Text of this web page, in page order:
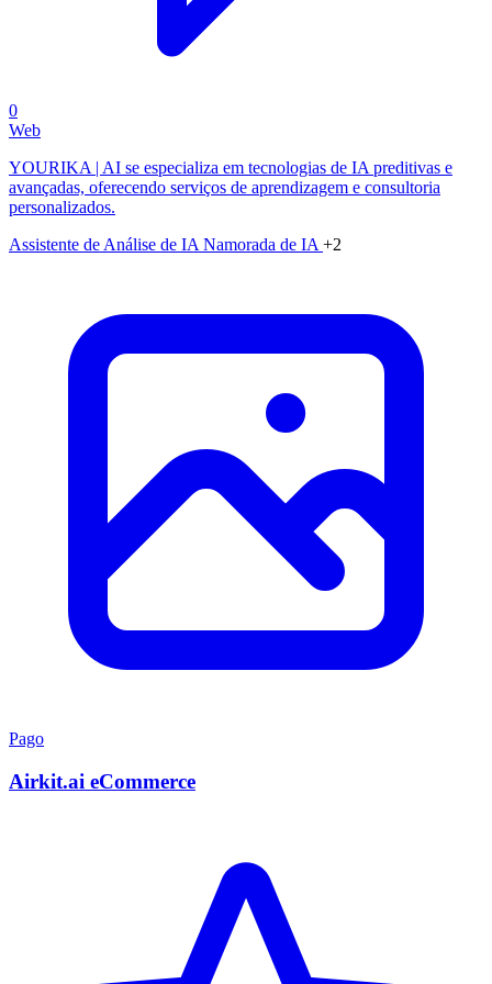
0
Web
YOURIKA | AI se especializa em tecnologias de IA preditivas e
avançadas, oferecendo serviços de aprendizagem e consultoria
personalizados.
Assistente de Análise de IA Namorada de IA +2
Pago
Airkit.ai eCommerce